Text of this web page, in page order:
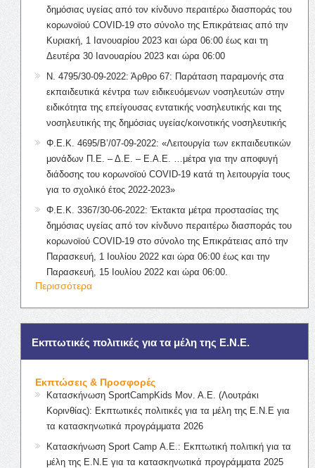
δημόσιας υγείας από τον κίνδυνο περαιτέρω διασποράς του
κορωνοϊού COVID-19 στο σύνολο της Επικράτειας από την
Κυριακή, 1 Ιανουαρίου 2023 και ώρα 06:00 έως και τη
Δευτέρα 30 Ιανουαρίου 2023 και ώρα 06:00
Ν. 4795/30-09-2022: Άρθρο 67: Παράταση παραμονής στα
εκπαιδευτικά κέντρα των ειδικευόμενων νοσηλευτών στην
ειδικότητα της επείγουσας εντατικής νοσηλευτικής και της
νοσηλευτικής της δημόσιας υγείας/κοινοτικής νοσηλευτικής
Φ.Ε.Κ. 4695/Β’/07-09-2022: «Λειτουργία των εκπαιδευτικών
μονάδων Π.Ε. – Δ.Ε. – Ε.Α.Ε. …μέτρα για την αποφυγή
διάδοσης του κορωνοϊού COVID-19 κατά τη λειτουργία τους
για το σχολικό έτος 2022-2023»
Φ.Ε.Κ. 3367/30-06-2022: Έκτακτα μέτρα προστασίας της
δημόσιας υγείας από τον κίνδυνο περαιτέρω διασποράς του
κορωνοϊού COVID-19 στο σύνολο της Επικράτειας από την
Παρασκευή, 1 Ιουλίου 2022 και ώρα 06:00 έως και την
Παρασκευή, 15 Ιουλίου 2022 και ώρα 06:00.
Περισσότερα
Εκπτωτικές πολιτικές για τα μέλη της Ε.Ν.Ε.
Εκπτώσεις & Προσφορές
Κατασκήνωση SportCampKids Μον. Α.Ε. (Λουτράκι
Κορινθίας): Εκπτωτικές πολιτικές για τα μέλη της Ε.Ν.Ε για
τα κατασκηνωτικά προγράμματα 2026
Κατασκήνωση Sport Camp Α.Ε.: Εκπτωτική πολιτική για τα
μέλη της Ε.Ν.Ε για τα κατασκηνωτικά προγράμματα 2025